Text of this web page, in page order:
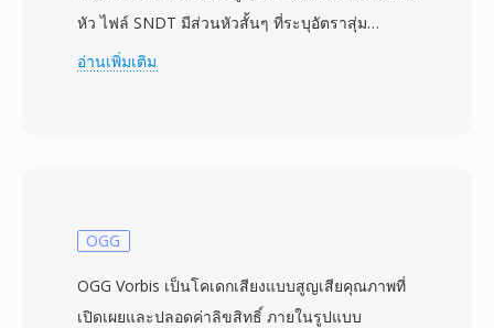
หัว ไฟล์ SNDT มีส่วนหัวสั้นๆ ที่ระบุอัตราสุ่ม
ตัวอย่างและความยาวข้อมูล — เป็นการปรับปรุงที่มี
แชร์แวร์หรือรวมมากับไดรเวอร์การ์ดเสียง ข้อดี
อธิบายตัวเองนี้ ซึ่งขจัดการคาดเดาในการเล่นไฟล์
อ่านเพิ่มเติม
OGG
OGG Vorbis เป็นโคเดกเสียงแบบสูญเสียคุณภาพที่
เปิดเผยและปลอดค่าลิขสิทธิ์ ภายในรูปแบบ